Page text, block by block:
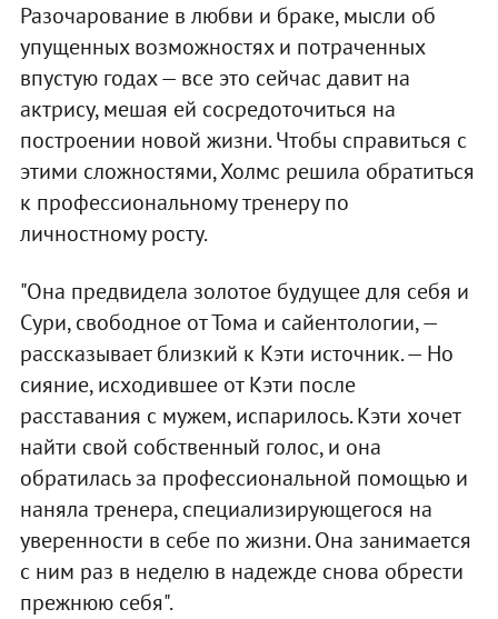
Разочарование в любви и браке, мысли об
упущенных возможностях и потраченных
впустую годах — все это сейчас давит на
актрису, мешая ей сосредоточиться на
построении новой жизни. Чтобы справиться с
этими сложностями, Холмс решила обратиться
к профессиональному тренеру по
личностному росту.
"Она предвидела золотое будущее для себя и
Сури, свободное от Тома и сайентологии, —
рассказывает близкий к Кэти источник. — Но
сияние, исходившее от Кэти после
расставания с мужем, испарилось. Кэти хочет
найти свой собственный голос, и она
обратилась за профессиональной помощью и
наняла тренера, специализирующегося на
уверенности в себе по жизни. Она занимается
с ним раз в неделю в надежде снова обрести
прежнюю себя".